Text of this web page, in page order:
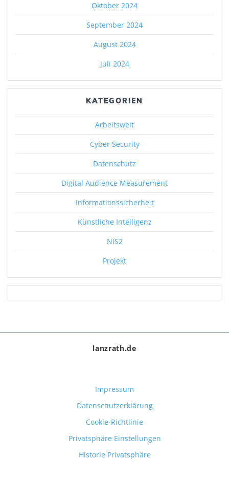
Oktober 2024
September 2024
August 2024
Juli 2024
KATEGORIEN
Arbeitswelt
Cyber Security
Datenschutz
Digital Audience Measurement
Informationssicherheit
Künstliche Intelligenz
NIS2
Projekt
lanzrath.de
Impressum
Datenschutzerklärung
Cookie-Richtlinie
Privatsphäre Einstellungen
Historie Privatsphäre